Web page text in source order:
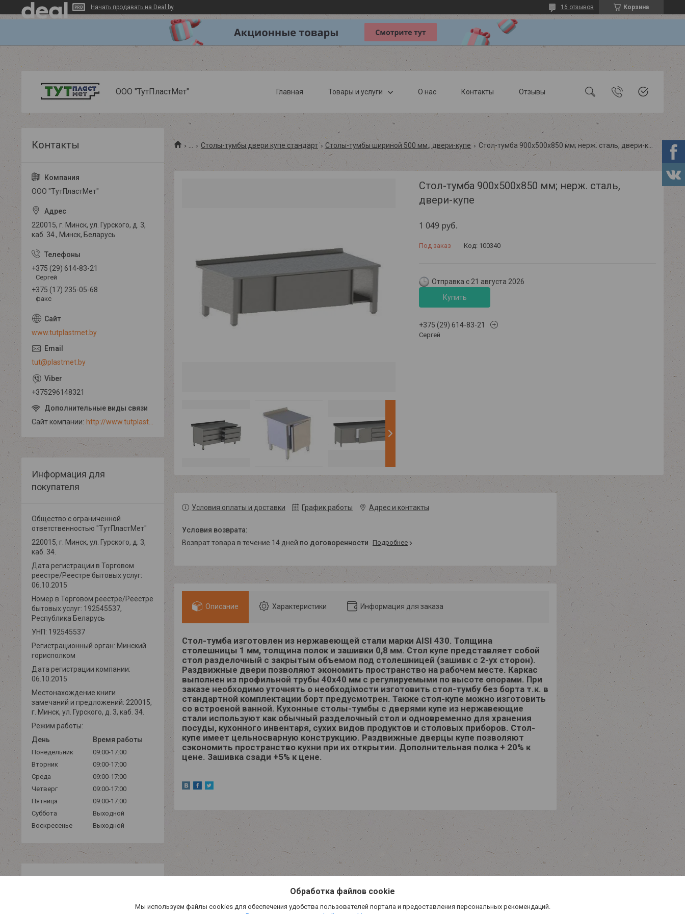
Начать продавать на Deal.by Корзина
16 отзывов
ООО "ТутПластМет" Главная Товары и услуги О нас Контакты Отзывы
Столы-тумбы двери купе стандарт Столы-тумбы шириной 500 мм.; двери-купе Стол-тумба 900х500х850 мм; нерж. сталь, двери-купе
Стол-тумба 900х500х850 мм; нерж. сталь,
двери-купе
1 049 руб.
Под заказ Код: 100340
Отправка с 21 августа 2026
Купить
+375 (29) 614-83-21
Сергей
Условия оплаты и доставки График работы Адрес и контакты
возврат товара в течение 14 дней по договоренности Подробнее
Описание Характеристики Информация для заказа
Стол-тумба изготовлен из нержавеющей стали марки AISI 430. Толщина
столешницы 1 мм, толщина полок и зашивки 0,8 мм. Стол купе представляет собой
стол разделочный с закрытым объемом под столешницей (зашивк с 2-ух сторон).
Раздвижные двери позволяют экономить пространство на рабочем месте. Каркас
выполнен из профильной трубы 40х40 мм с регулируемыми по высоте опорами. При
заказе необходимо уточнять о необходімости изготовить стол-тумбу без борта т.к. в
стандартной комплектации борт предусмотрен. Также стол-купе можно изготовить
со встроеной ванной. Кухонные столы-тумбы с дверями купе из нержавеющие
стали используют как обычный разделочный стол и одновременно для хранения
посуды, кухонного инвентаря, сухих видов продуктов и столовых приборов. Стол-
купе имеет цельносварную конструкцию. Раздвижные дверцы купе позволяют
сэкономить пространство кухни при их открытии. Дополнительная полка + 20% к
цене. Зашивка сзади +5% к цене.
ООО "ТутПластМет"
220015, г. Минск, ул. Гурского, д. 3,
каб. 34., Минск, Беларусь
+375 (29) 614-83-21
Сергей
+375 (17) 235-05-68
факс
www.tutplastmet.by
tut@plastmet.by
+375296148321
Сайт компании
Информация для
покупателя
Общество с ограниченной
ответственностью "ТутПластМет"
220015, г. Минск, ул. Гурского, д. 3,
каб. 34.
Дата регистрации в Торговом
реестре/Реестре бытовых услуг:
06.10.2015
Номер в Торговом реестре/Реестре
бытовых услуг: 192545537,
Республика Беларусь
УНП: 192545537
Регистрационный орган: Минский
горисполком
Дата регистрации компании:
06.10.2015
Местонахождение книги
замечаний и предложений: 220015,
г. Минск, ул. Гурского, д. 3, каб. 34.
Режим работы:
День
Время работы
Понедельник
09:00-17:00
Вторник
09:00-17:00
Среда
09:00-17:00
Четверг
09:00-17:00
Пятница
09:00-17:00
Суббота
Выходной
Воскресенье
Выходной
Обработка файлов cookie
Мы используем файлы cookies для обеспечения удобства пользователей портала и предоставления персональных рекомендаций.